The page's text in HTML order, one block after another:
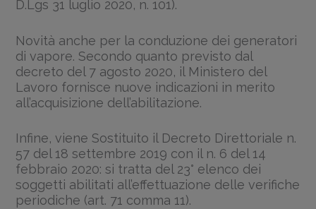
D.Lgs 31 luglio 2020, n. 101).
Novità anche per la conduzione dei generatori
di vapore. Secondo quanto previsto dal
decreto del 7 agosto 2020, il Ministero del
Lavoro fornisce nuove indicazioni in merito
all’acquisizione dell’abilitazione.
Infine, viene Sostituito il Decreto Direttoriale n.
57 del 18 settembre 2019 con il n. 6 del 14
febbraio 2020: si tratta del 23° elenco dei
soggetti abilitati all’effettuazione delle verifiche
periodiche (art. 71 comma 11).